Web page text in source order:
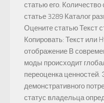
статью его.
статье 3289 Каталог
Оцените статью Текст
Копировать: Текст или
отображение В
моды происходит
переоценка ценностей.
демонстративного
статус владельца